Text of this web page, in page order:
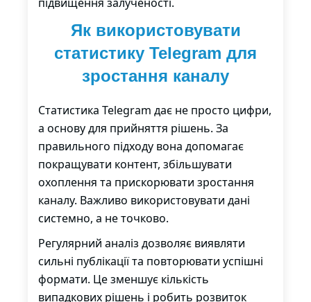
Як використовувати
статистику Telegram для
зростання каналу
Статистика Telegram дає не просто цифри,
а основу для прийняття рішень. За
правильного підходу вона допомагає
покращувати контент, збільшувати
охоплення та прискорювати зростання
каналу. Важливо використовувати дані
системно, а не точково.
Регулярний аналіз дозволяє виявляти
сильні публікації та повторювати успішні
формати. Це зменшує кількість
випадкових рішень і робить розвиток